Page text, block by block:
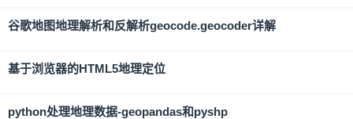
谷歌地图地理解析和反解析geocode.geocoder详解
基于浏览器的HTML5地理定位
python处理地理数据-geopandas和pyshp